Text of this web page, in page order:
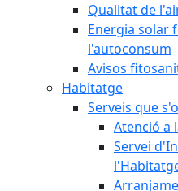
Qualitat de
Energia solar
l'autoconsum
Avisos
Habitatge
Serveis que
Atenció a
Servei